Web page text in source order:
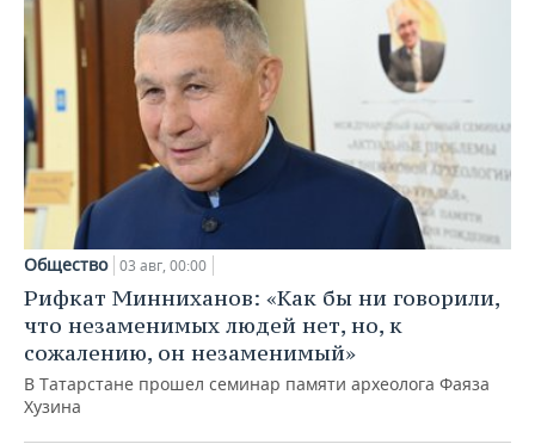
Общество 03 авг, 00:00
Рифкат Минниханов: «Как бы ни говорили,
что незаменимых людей нет, но, к
сожалению, он незаменимый»
В Татарстане прошел семинар памяти археолога Фаяза
Хузина